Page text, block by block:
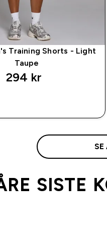
Training Shorts - Light
Taupe
294 kr‎
SE
SISTE